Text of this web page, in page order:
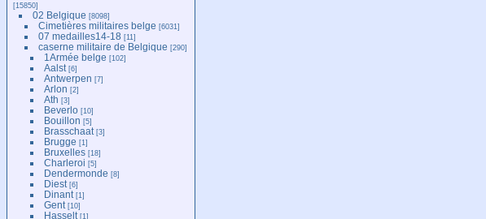
[15850]
02 Belgique [8098]
Cimetières militaires belge [6031]
07 medailles14-18 [11]
caserne militaire de Belgique [290]
1Armée belge [102]
Aalst [6]
Antwerpen [7]
Arlon [2]
Ath [3]
Beverlo [10]
Bouillon [5]
Brasschaat [3]
Brugge [1]
Bruxelles [18]
Charleroi [5]
Dendermonde [8]
Diest [6]
Dinant [1]
Gent [10]
Hasselt [1]